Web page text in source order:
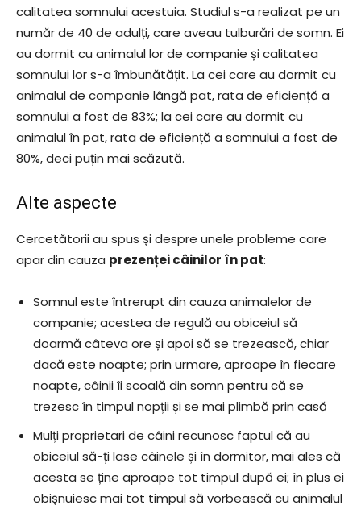
calitatea somnului acestuia. Studiul s-a realizat pe un
număr de 40 de adulți, care aveau tulburări de somn. Ei
au dormit cu animalul lor de companie și calitatea
somnului lor s-a îmbunătățit. La cei care au dormit cu
animalul de companie lângă pat, rata de eficiență a
somnului a fost de 83%; la cei care au dormit cu
animalul în pat, rata de eficiență a somnului a fost de
80%, deci puțin mai scăzută.
Alte aspecte
Cercetătorii au spus și despre unele probleme care
apar din cauza prezenței câinilor în pat:
Somnul este întrerupt din cauza animalelor de
companie; acestea de regulă au obiceiul să
doarmă câteva ore și apoi să se trezească, chiar
dacă este noapte; prin urmare, aproape în fiecare
noapte, câinii îi scoală din somn pentru că se
trezesc în timpul nopții și se mai plimbă prin casă
Mulți proprietari de câini recunosc faptul că au
obiceiul să-ți lase câinele și în dormitor, mai ales că
acesta se ține aproape tot timpul după ei; în plus ei
obișnuiesc mai tot timpul să vorbească cu animalul